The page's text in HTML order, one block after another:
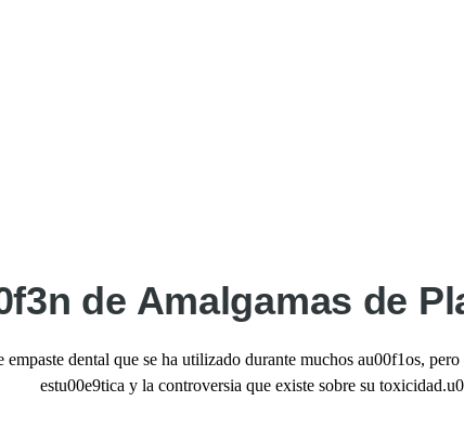
de Amalgamas de
dental que se ha utilizado durante muchos au00f1os,
estu00e9tica y la controversia que existe sobre su